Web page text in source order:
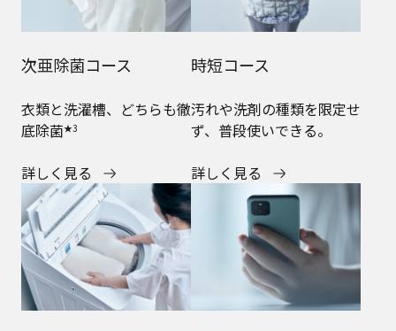
次亜除菌コース
衣類と洗濯槽、どちらも徹
底除菌★3
詳しく見る
時短コース
汚れや洗剤の種類を限定せ
ず、普段使いできる。
詳しく見る